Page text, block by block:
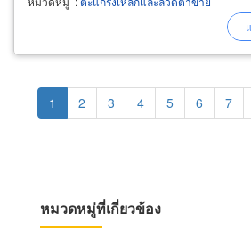
สาหกรรมชนิดต่างๆ อุปกรณ์และอะไหล่หม้อน้ำ
อุตสาหกรรม ขายส่ง ขายปลีก แผ่นเหล็กและส
แตนเลสแผ่นเจาะรู
Pagination
Current
page
1 Page
2 Page
3 Page
4 Page
5 Page
6 Page
7
หมวดหมู่ที่เกี่ยวข้อง